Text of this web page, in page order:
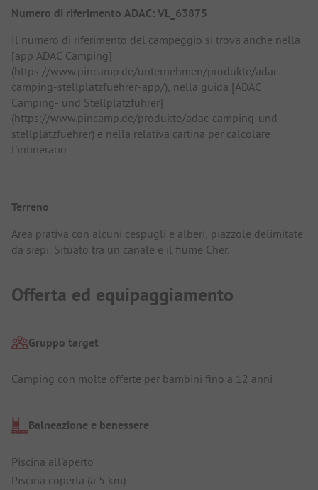
Numero di riferimento ADAC: VL_63875
Il numero di riferimento del campeggio si trova anche nella
[app ADAC Camping]
(https://www.pincamp.de/unternehmen/produkte/adac-
camping-stellplatzfuehrer-app/), nella guida [ADAC
Camping- und Stellplatzführer]
(https://www.pincamp.de/produkte/adac-camping-und-
stellplatzfuehrer) e nella relativa cartina per calcolare
l'intinerario.
Terreno
Area prativa con alcuni cespugli e alberi, piazzole delimitate
da siepi. Situato tra un canale e il fiume Cher.
Offerta ed equipaggiamento
Gruppo target
Camping con molte offerte per bambini fino a 12 anni
Balneazione e benessere
Piscina all'aperto
Piscina coperta (a 5 km)